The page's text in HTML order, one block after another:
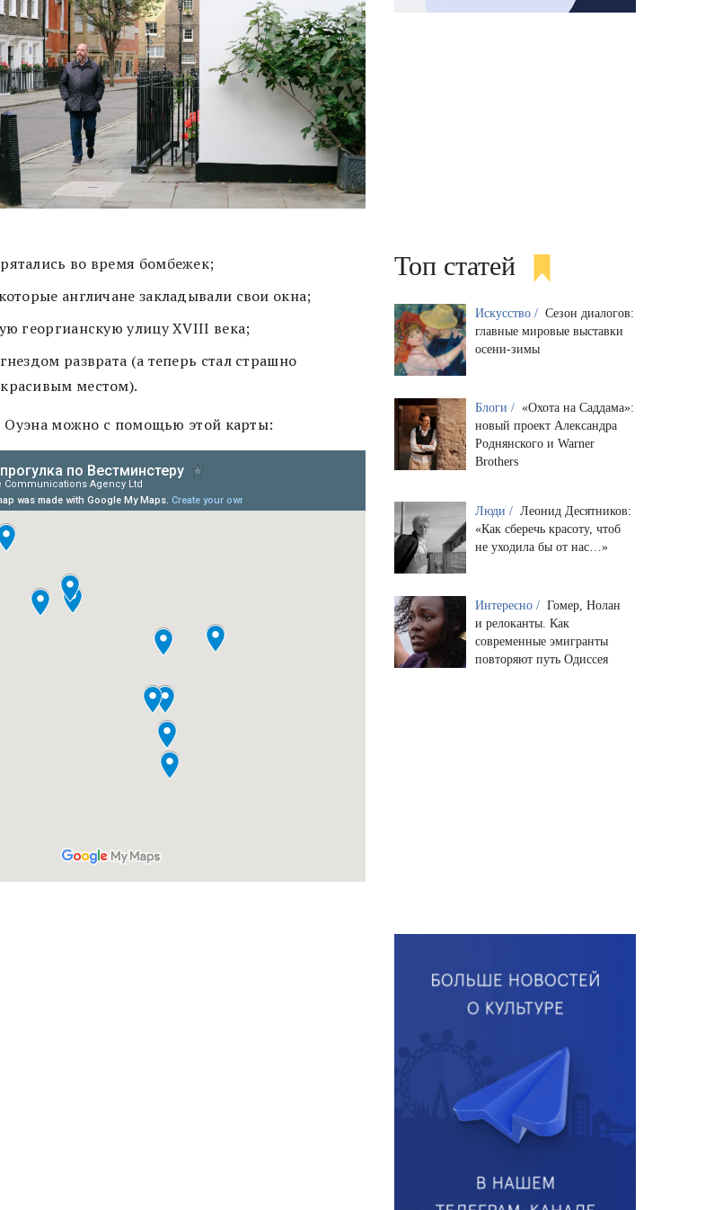
во время бомбежек;
англичане закладывали свои окна;
георгианскую улицу XVIII века;
разврата (а теперь стал страшно
местом).
можно с помощью этой карты:
Топ статей
Искусство / Сезон диалогов:
главные мировые выставки
осени-зимы
Блоги / «Охота на Саддама»:
новый проект Александра
Роднянского и Warner
Brothers
Люди / Леонид Десятников:
«Как сберечь красоту, чтоб
не уходила бы от нас…»
Интересно / Гомер, Нолан
и релоканты. Как
современные эмигранты
повторяют путь Одиссея